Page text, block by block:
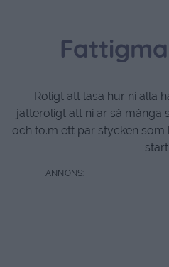
Roligt att läsa hur ni alla
jätteroligt att ni är så många
och to.m ett par stycken